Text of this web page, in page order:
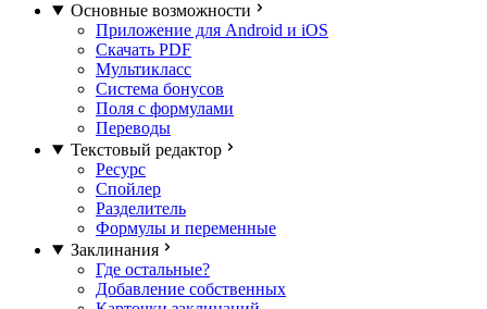
Основные возможности
Приложение для Android и iOS
Скачать PDF
Мультикласс
Система бонусов
Поля с формулами
Переводы
Текстовый редактор
Ресурс
Спойлер
Разделитель
Формулы и переменные
Заклинания
Где остальные?
Добавление собственных